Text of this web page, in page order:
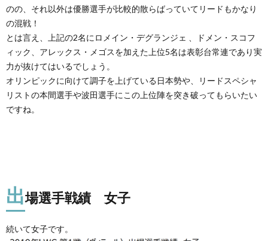
のの、それ以外は優勝選手が比較的散らばっていてリードもかなり
の混戦！
とは言え、上記の2名にロメイン・デグランジェ 、ドメン・スコフ
ィック、アレックス・メゴスを加えた上位5名は表彰台常連であり実
力が抜けてはいるでしょう。
オリンピックに向けて調子を上げている日本勢や、リードスペシャ
リストの本間選手や波田選手にこの上位陣を突き破ってもらいたい
ですね。
出場選手戦績 女子
続いて女子です。